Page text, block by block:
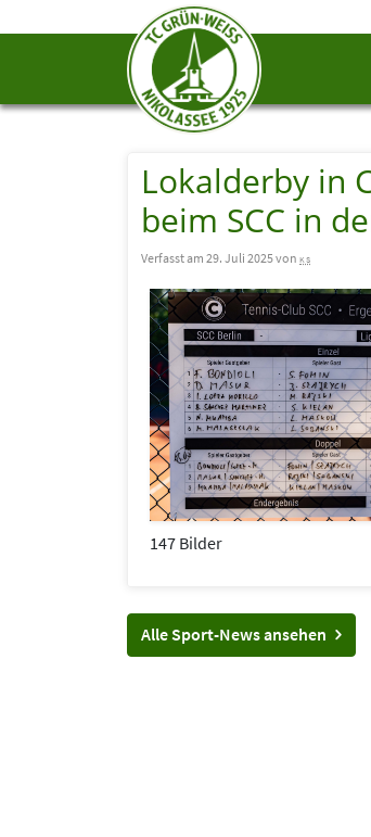
Lokalderby in
beim SCC in
Verfasst am 29. Juli 2025 von ks
147 Bilder
Alle Sport-News ansehen